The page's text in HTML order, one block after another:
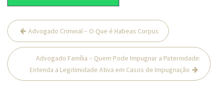
Navegação
de
Post
Advogado Criminal – O Que é Habeas Corpus
Advogado Família – Quem Pode Impugnar a Paternidade:
Entenda a Legitimidade Ativa em Casos de Impugnação